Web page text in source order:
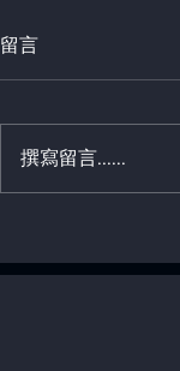
特性 」
留言
撰寫留言......